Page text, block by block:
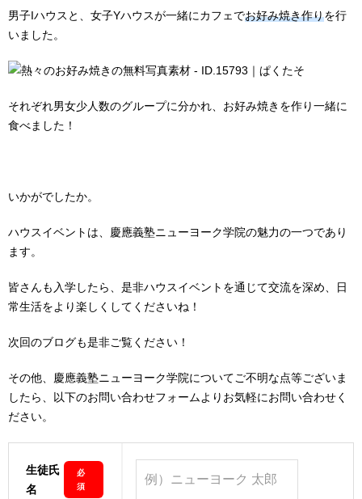
男子Iハウスと、女子Yハウスが一緒にカフェでお好み焼き作りを行
いました。
それぞれ男女少人数のグループに分かれ、お好み焼きを作り一緒に
食べました！
いかがでしたか。
ハウスイベントは、慶應義塾ニューヨーク学院の魅力の一つであり
ます。
皆さんも入学したら、是非ハウスイベントを通じて交流を深め、日
常生活をより楽しくしてくださいね！
次回のブログも是非ご覧ください！
その他、慶應義塾ニューヨーク学院についてご不明な点等ございま
したら、以下のお問い合わせフォームよりお気軽にお問い合わせく
ださい。
生徒氏
名
必
須